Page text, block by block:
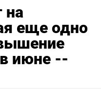
на
еще одно
июне --